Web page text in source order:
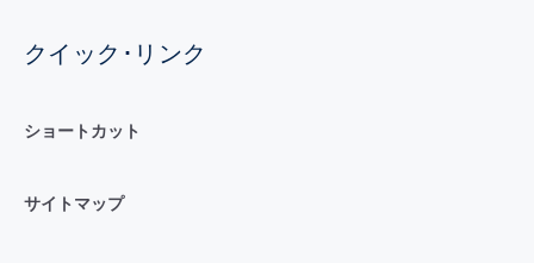
クイック･リンク
ショートカット
サイトマップ